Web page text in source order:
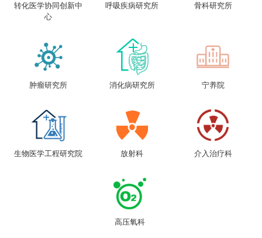
转化医学协同创新中
心
呼吸疾病研究所 骨科研究所
肿瘤研究所 消化病研究所 宁养院
生物医学工程研究院 放射科 介入治疗科
高压氧科